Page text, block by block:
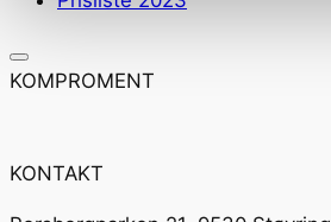
KOMPROMENT
KONTAKT